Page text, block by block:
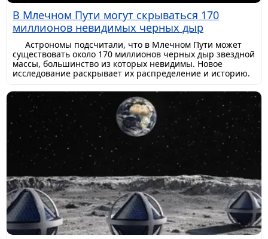
В Млечном Пути могут скрываться 170
миллионов невидимых черных дыр
Астрономы подсчитали, что в Млечном Пути может
существовать около 170 миллионов черных дыр звездной
массы, большинство из которых невидимы. Новое
исследование раскрывает их распределение и историю.